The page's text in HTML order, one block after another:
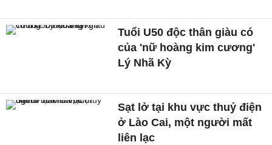
Tuổi U50 độc thân giàu có
của 'nữ hoàng kim cương'
Lý Nhã Kỳ
Sạt lở tại khu vực thuỷ điện
ở Lào Cai, một người mất
liên lạc